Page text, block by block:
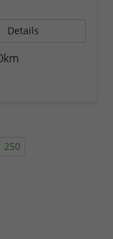
Details
250